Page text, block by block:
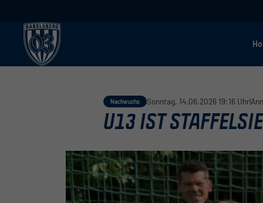
Nachwuchs Sonntag, 14.06.2026 19:16 Uhr|
U13 IST